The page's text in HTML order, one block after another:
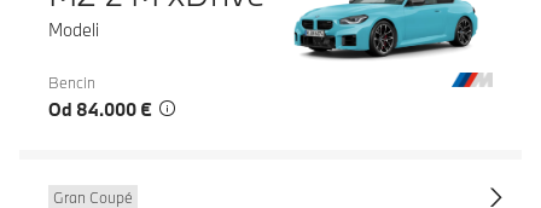
Modeli
Bencin
Od 84.000 €
Gran Coupé